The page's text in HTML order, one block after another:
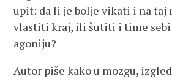
upit: da li je bolje vikati i na taj
vlastiti kraj, ili šutiti i time
agoniju?
Autor piše kako u mozgu,